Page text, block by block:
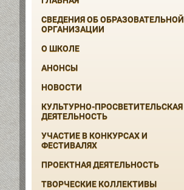
СВЕДЕНИЯ ОБ ОБРАЗОВАТЕЛЬНОЙ
ОРГАНИЗАЦИИ
О ШКОЛЕ
АНОНСЫ
НОВОСТИ
КУЛЬТУРНО-ПРОСВЕТИТЕЛЬСКАЯ
ДЕЯТЕЛЬНОСТЬ
УЧАСТИЕ В КОНКУРСАХ И
ФЕСТИВАЛЯХ
ПРОЕКТНАЯ ДЕЯТЕЛЬНОСТЬ
ТВОРЧЕСКИЕ КОЛЛЕКТИВЫ